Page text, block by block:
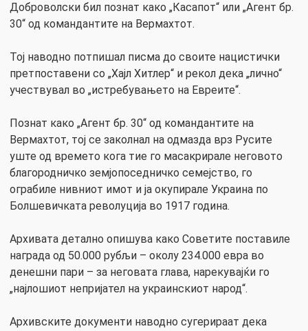
Доброволски бил познат како „Касапот“ или „Агент бр.
30“ од командантите на Вермахтот.
Тој наводно потпишал писма до своите нацистички
претпоставени со „Хајл Хитлер“ и рекол дека „лично“
учествувал во „истребувањето на Евреите“.
Познат како „Агент бр. 30“ од командантите на
Вермахтот, тој се заколнал на одмазда врз Русите
уште од времето кога тие го масакрирале неговото
благородничко земјопоседничко семејство, го
ограбиле нивниот имот и ја окупирале Украина по
Болшевичката револуција во 1917 година.
Архивата детално опишува како Советите поставиле
награда од 50.000 рубљи – околу 234.000 евра во
денешни пари – за неговата глава, нарекувајќи го
„најлошиот непријател на украинскиот народ“.
Архивските документи наводно сугерираат дека